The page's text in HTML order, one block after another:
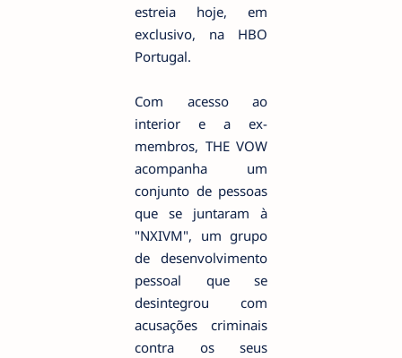
estreia hoje, em
exclusivo, na HBO
Portugal.
Com acesso ao
interior e a ex-
membros, THE VOW
acompanha um
conjunto de pessoas
que se juntaram à
"NXIVM", um grupo
de desenvolvimento
pessoal que se
desintegrou com
acusações criminais
contra os seus